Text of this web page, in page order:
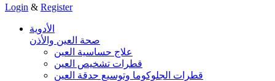
Login & Register
الأدوية
صحة العين والأذن
علاج حساسية العين
قطرات تشخيص العين
قطرات الجلوكوما وتوسيع حدقة العين